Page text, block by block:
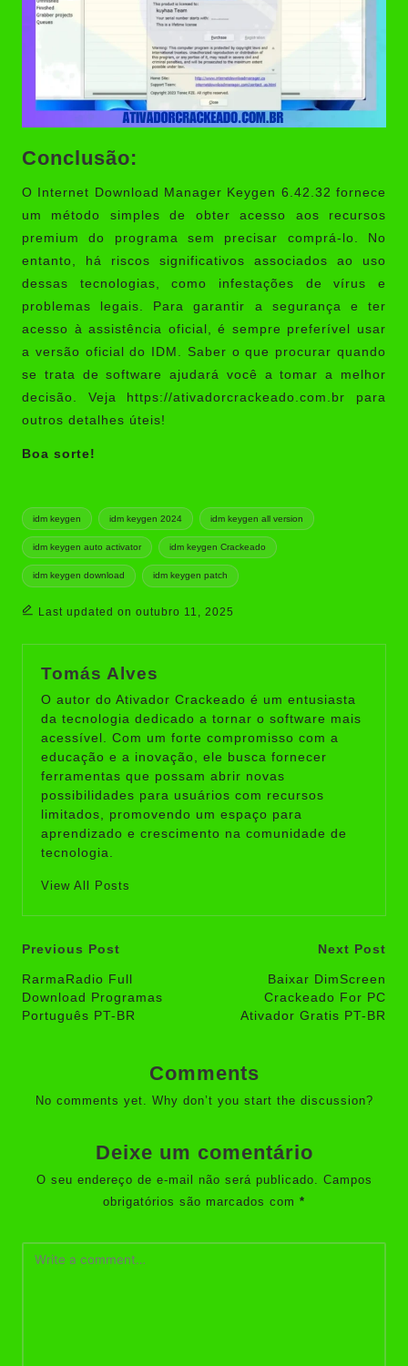
Conclusão:
O Internet Download Manager Keygen 6.42.32 fornece
um método simples de obter acesso aos recursos
premium do programa sem precisar comprá-lo. No
entanto, há riscos significativos associados ao uso
dessas tecnologias, como infestações de vírus e
problemas legais. Para garantir a segurança e ter
acesso à assistência oficial, é sempre preferível usar
a versão oficial do IDM. Saber o que procurar quando
se trata de software ajudará você a tomar a melhor
decisão. Veja https://ativadorcrackeado.com.br para
outros detalhes úteis!
Boa sorte!
Tags:
idm keygen idm keygen 2024 idm keygen all version
idm keygen auto activator idm keygen Crackeado
idm keygen download idm keygen patch
Last updated on outubro 11, 2025
Tomás Alves
O autor do Ativador Crackeado é um entusiasta
da tecnologia dedicado a tornar o software mais
acessível. Com um forte compromisso com a
educação e a inovação, ele busca fornecer
ferramentas que possam abrir novas
possibilidades para usuários com recursos
limitados, promovendo um espaço para
aprendizado e crescimento na comunidade de
tecnologia.
View All Posts
Post
navigation
Previous Post
RarmaRadio Full
Download Programas
Português PT-BR
Next Post
Baixar DimScreen
Crackeado For PC
Ativador Gratis PT-BR
Comments
No comments yet. Why don’t you start the discussion?
Deixe um comentário
O seu endereço de e-mail não será publicado.
Campos
obrigatórios são marcados com *